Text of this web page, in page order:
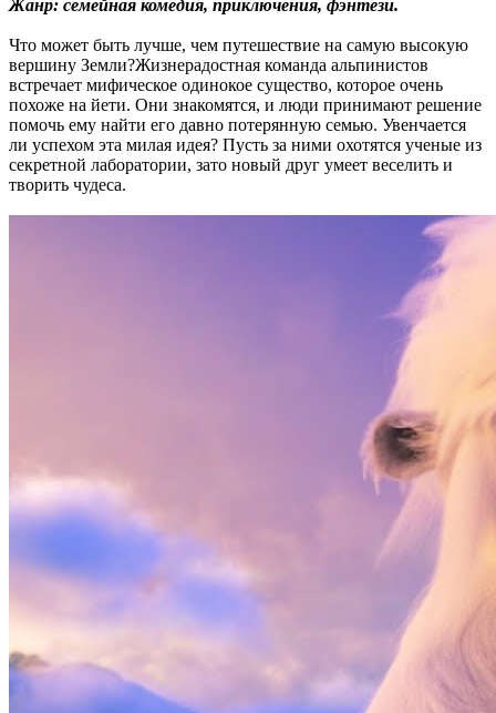
Жанр: семейная комедия, приключения, фэнтези.
Что может быть лучше, чем путешествие на самую высокую
вершину Земли?Жизнерадостная команда альпинистов
встречает мифическое одинокое существо, которое очень
похоже на йети. Они знакомятся, и люди принимают решение
помочь ему найти его давно потерянную семью. Увенчается
ли успехом эта милая идея? Пусть за ними охотятся ученые из
секретной лаборатории, зато новый друг умеет веселить и
творить чудеса.